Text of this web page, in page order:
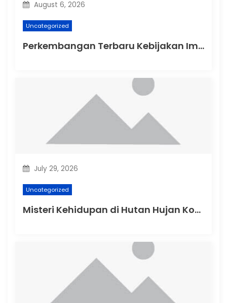
August 6, 2026
Uncategorized
Perkembangan Terbaru Kebijakan Imigrasi Australia
July 29, 2026
Uncategorized
Misteri Kehidupan di Hutan Hujan Kongo